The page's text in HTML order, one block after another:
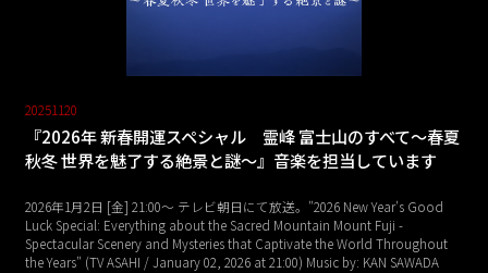
20251120
『2026年 新春開運スペシャル 霊峰 富士山のすべて～春夏
秋冬 世界を魅了する絶景と謎～』音楽を担当しています
2026年1月2日 [金] 21:00～ テレビ朝日にて放送。"2026 New Year's Good
Luck Special: Everything about the Sacred Mountain Mount Fuji -
Spectacular Scenery and Mysteries that Captivate the World Throughout
the Years" (TV ASAHI / January 02, 2026 at 21:00) Music by: KAN SAWADA